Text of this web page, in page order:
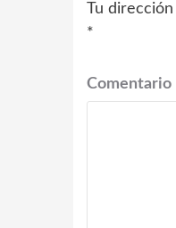
Tu
*
Comentario